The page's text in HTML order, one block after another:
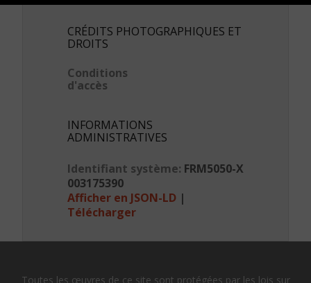
CRÉDITS PHOTOGRAPHIQUES ET
DROITS
Conditions
d'accès
INFORMATIONS
ADMINISTRATIVES
Identifiant système: FRM5050-X
003175390
Afficher en JSON-LD |
Télécharger
Toutes les œuvres de ce site sont protégées par les lois sur